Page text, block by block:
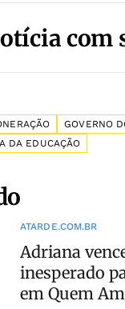
com
GOVERNO
DA EDUCAÇÃO